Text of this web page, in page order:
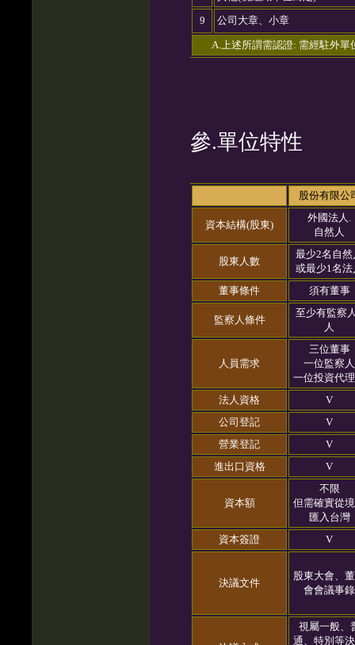
9
公司大章、小章
A.上述所謂需認證: 需經駐外單
參.單位特性
股份有限公
資本結構(股東)
外國法人.
自然人
股東人數
最少2名自然
或最少1名法
董事條件
須有董事
監察人條件
至少有監察
人
人員需求
三位董事
一位監察人
一位投資代
法人資格
V
公司登記
V
營業登記
V
進出口資格
V
資本額
不限
但需確實從
匯入台灣
資本簽證
V
決議文件
股東大會、
會會議事錄
視屬一般、
通、特別等